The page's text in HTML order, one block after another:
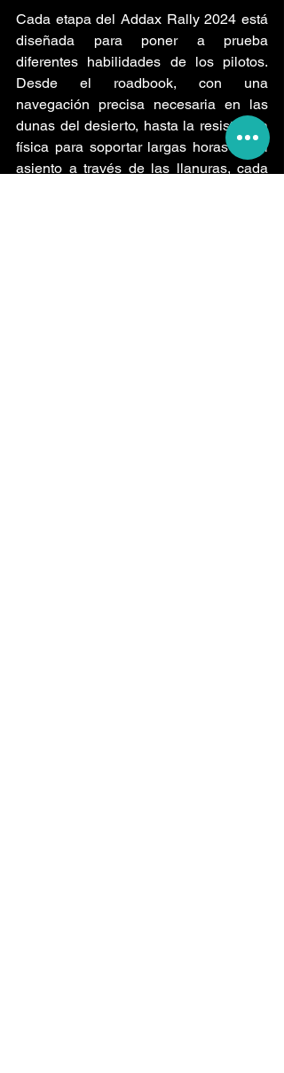
Cada etapa del Addax Rally 2024 está
diseñada para poner a prueba
diferentes habilidades de los pilotos.
Desde el roadbook, con una
navegación precisa necesaria en las
dunas del desierto, hasta la resistencia
física para soportar largas horas en el
asiento a través de las llanuras, cada